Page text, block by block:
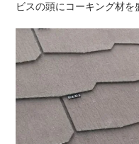
ビスの頭にコーキング材を